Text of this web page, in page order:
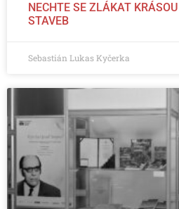
NECHTE SE ZLÁKAT
STAVEB
Sebastián Lukas Kyčerka